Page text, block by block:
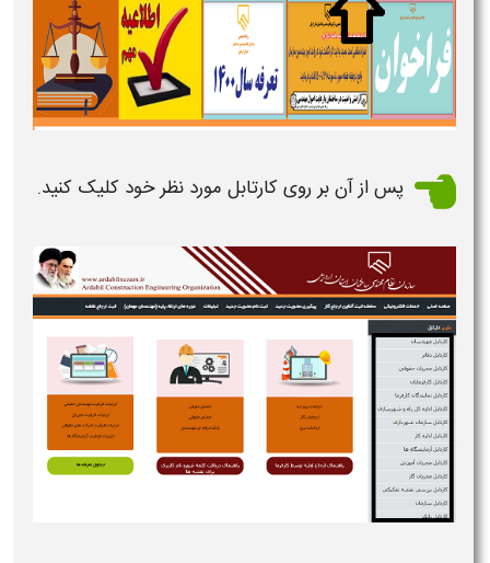
پس از آن بر روی کارتابل مورد نظر خود کلیک کنید.